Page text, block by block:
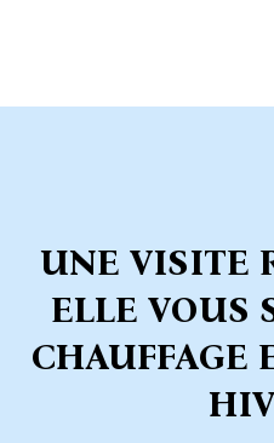
UNE VISITE
ELLE VOUS
CHAUFFAGE